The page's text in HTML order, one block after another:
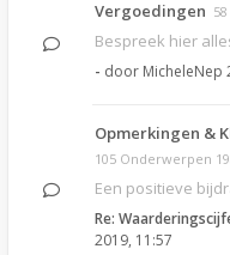
Vergoedingen
Bespreek hier
- door MicheleNep
Opmerkingen &
105 Onderwerpen
Een positieve
Re:
2019, 11:57